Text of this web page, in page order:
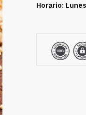
Horario: